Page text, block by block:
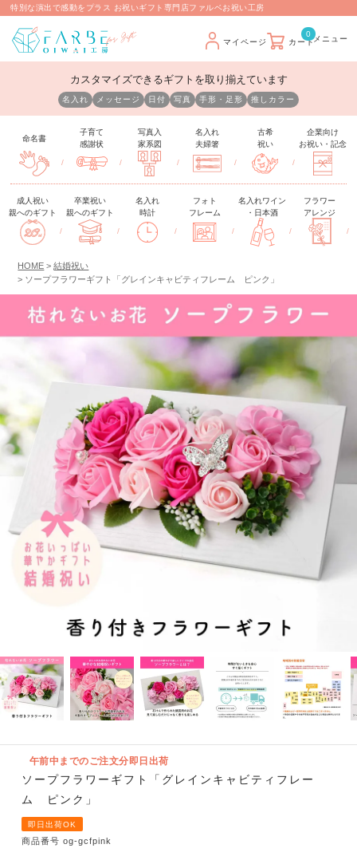
特別な演出で感動をプラス お祝いギフト専門店ファルベお祝い工房
マイページ
0
カート
カスタマイズできるギフトを取り揃えています
名入れ メッセージ 日付 写真 手形・足形 推しカラー
命名書
/
子育て
感謝状
/
写真入
家系図
/
名入れ
夫婦箸
/
古希
祝い
/
企業向け
お祝い・記念
成人祝い
親へのギフト
/
卒業祝い
親へのギフト
/
名入れ
時計
/
フォト
フレーム
/
名入れワイン
・日本酒
/
フラワー
アレンジ
/
HOME
結婚祝い
ソープフラワーギフト「グレインキャビティフレーム ピンク」
午前中までのご注文分即日出荷
ソープフラワーギフト「グレインキャビティフレー
ム ピンク」
即日出荷OK
商品番号 og-gcfpink